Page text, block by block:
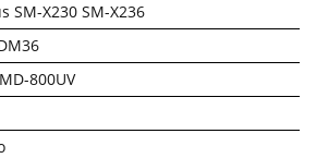
SM-X230 SM-X236
800UV